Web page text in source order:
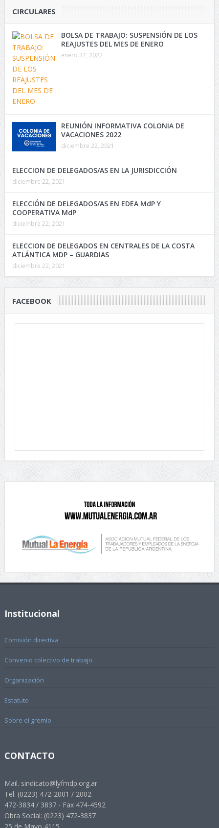
CIRCULARES
BOLSA DE TRABAJO: SUSPENSIÓN DE LOS
REAJUSTES DEL MES DE ENERO
enero 27, 2022
REUNIÓN INFORMATIVA COLONIA DE
VACACIONES 2022
diciembre 22, 2021
ELECCION DE DELEGADOS/AS EN LA JURISDICCIÓN
diciembre 22, 2021
ELECCIÓN DE DELEGADOS/AS EN EDEA MdP Y
COOPERATIVA MdP
diciembre 22, 2021
ELECCION DE DELEGADOS EN CENTRALES DE LA COSTA
ATLÁNTICA MDP – GUARDIAS
diciembre 22, 2021
FACEBOOK
Institucional
Comisión directiva
Convenio colectivo de trabajo
Organización
Estatuto
Sobre el gremio
CONTACTO
Mail. sindicato@lyfmdp.org.ar
Tel. (0223) 472-2001 / 2002
472-3834 / 3837 - Fax 474-4592
Obra Social: (0223) 472-3837